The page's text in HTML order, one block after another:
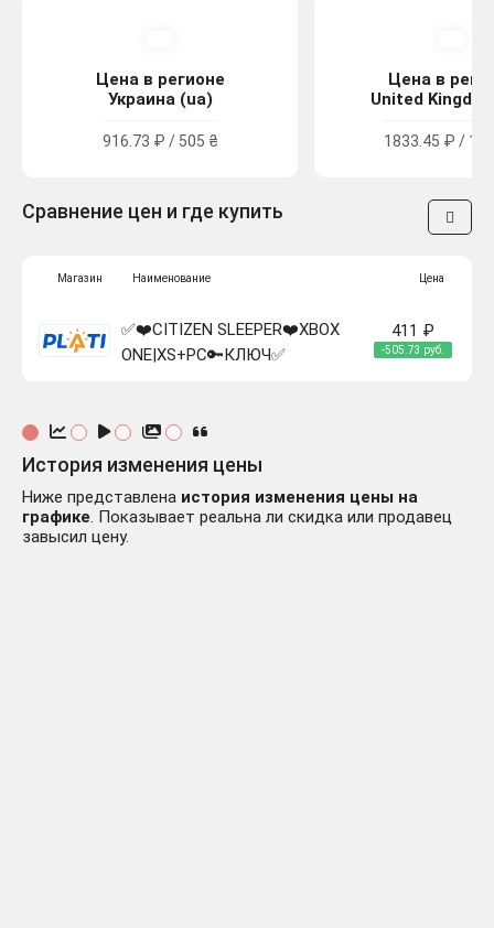
Цена в регионе
Украина (ua)
916.73 ₽ / 505 ₴
Цена в
United
1833.45 ₽ /
Сравнение цен и где купить
Магазин Наименование Цена
✅❤️CITIZEN SLEEPER❤️XBOX
ONE|XS+PC🔑КЛЮЧ✅
411 ₽
-505.73 руб.
История изменения цены
Ниже представлена история изменения цены на
графике. Показывает реальна ли скидка или продавец
завысил цену.